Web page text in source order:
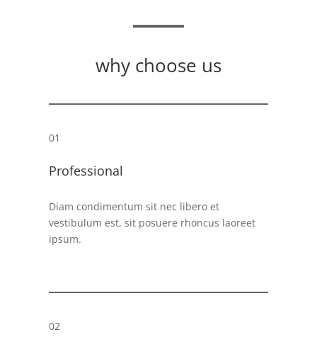
why choose us
01
Professional
Diam condimentum sit nec libero et
vestibulum est, sit posuere rhoncus laoreet
ipsum.
02